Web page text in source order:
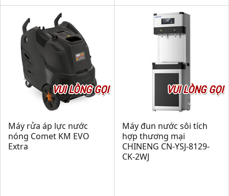
VUI LÒNG GỌI
Máy rửa áp lực nước
nóng Comet KM EVO
Extra
VUI LÒNG GỌI
Máy đun nước sôi tích
hợp thương mại
CHINENG CN-YSJ-8129-
CK-2WJ